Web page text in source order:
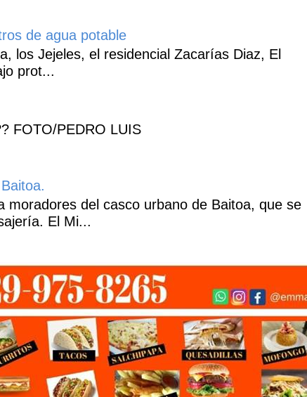
de agua potable
los Jejeles, el residencial Zacarías Diaz, El
prot...
FOTO/PEDRO LUIS
del casco urbano de Baitoa, que se
El Mi...